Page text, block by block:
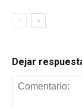
Dejar